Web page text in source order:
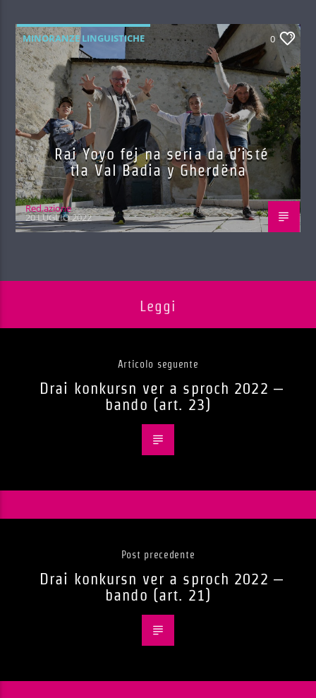
MINORANZE LINGUISTICHE 0
Rai Yoyo fej na seria da d’isté
tla Val Badia y Gherdëna
Red.azione
20 LUGLIO 2022
Leggi
Articolo seguente
Drai konkursn ver a sproch 2022 –
bando (art. 23)
Post precedente
Drai konkursn ver a sproch 2022 –
bando (art. 21)